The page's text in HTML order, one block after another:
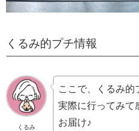
くるみ的プチ情報
くるみ
ここで、くるみ的
実際に行ってみて
お届け♪